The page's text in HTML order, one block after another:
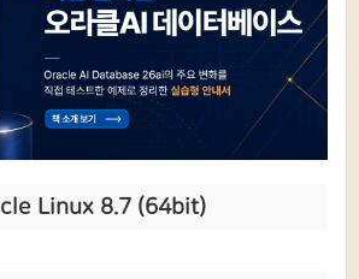
Linux 8.7 (64bit)